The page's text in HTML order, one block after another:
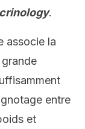
.
associe la
entre
et